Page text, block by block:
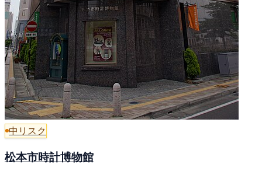
中リスク
松本市時計博物館